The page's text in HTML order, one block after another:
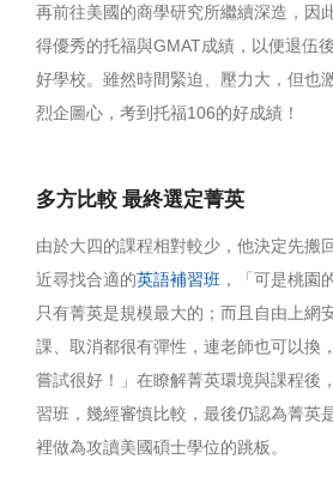
再前往美國的商學研究所繼續深造，因
得優秀的托福與GMAT成績，以便退伍
好學校。雖然時間緊迫、壓力大，但也
烈企圖心，考到托福106的好成績！
多方比較 最終選定菁英
由於大四的課程相對較少，他決定先搬
近尋找合適的英語補習班 ，「可是桃園
只有菁英是規模最大的；而且自由上網
課、取消都很有彈性，連老師也可以換
嘗試很好！」在瞭解菁英環境與課程後
習班，幾經審慎比較，最後仍認為菁英
裡做為攻讀美國碩士學位的跳板。
美國，期許自己未來成為職 場上的新寵
菁英中壢校